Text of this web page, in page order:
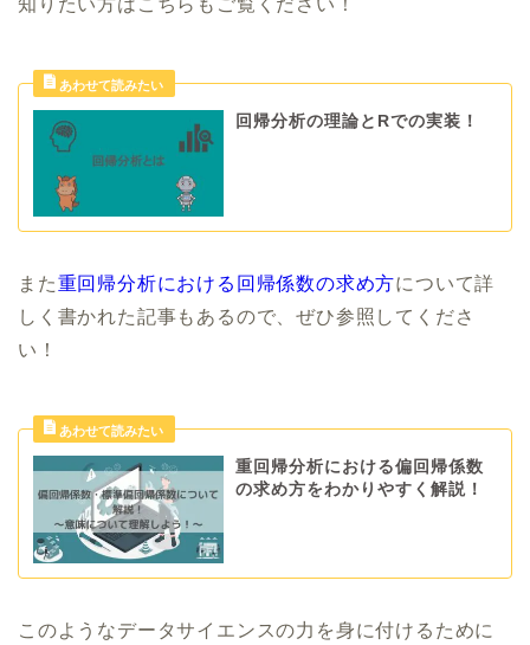
回帰分析の理論とRでの実装！
また重回帰分析における回帰係数の求め方について詳
しく書かれた記事もあるので、ぜひ参照してくださ
い！
重回帰分析における偏回帰係数
の求め方をわかりやすく解説！
このようなデータサイエンスの力を身に付けるために